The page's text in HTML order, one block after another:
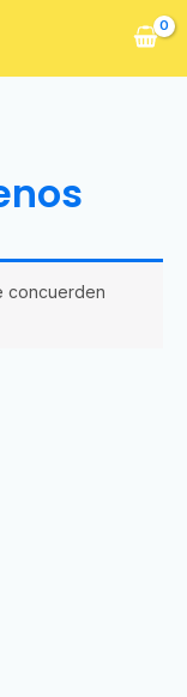
concuerden